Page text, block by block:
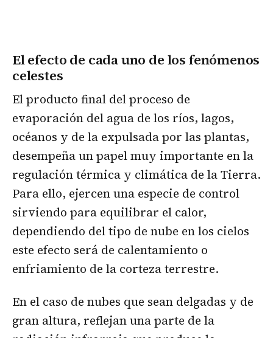
El efecto de cada uno de los fenómenos
celestes
El producto final del proceso de
evaporación del agua de los ríos, lagos,
océanos y de la expulsada por las plantas,
desempeña un papel muy importante en la
regulación térmica y climática de la Tierra.
Para ello, ejercen una especie de control
sirviendo para equilibrar el calor,
dependiendo del tipo de nube en los cielos
este efecto será de calentamiento o
enfriamiento de la corteza terrestre.
En el caso de nubes que sean delgadas y de
gran altura, reflejan una parte de la